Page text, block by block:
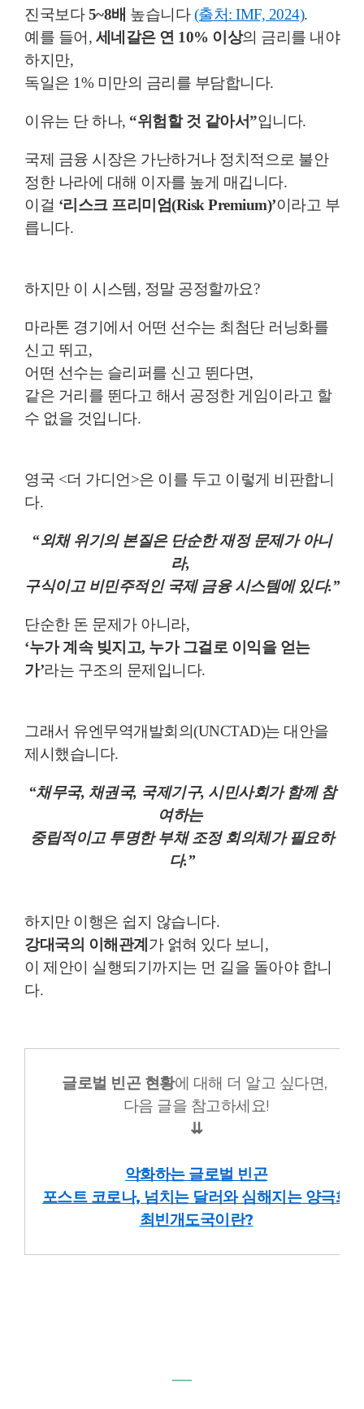
진국보다5~8배 높습니다(출처: IMF, 2024).
예를 들어, 세네갈은 연 10% 이상의 금리를 내야
하지만,
독일은 1% 미만의 금리를 부담합니다.
이유는 단 하나, “위험할 것 같아서”입니다.
국제 금융 시장은 가난하거나 정치적으로 불안
정한 나라에 대해 이자를 높게 매깁니다.
이걸 ‘리스크 프리미엄(Risk Premium)’이라고 부
릅니다.
하지만 이 시스템, 정말 공정할까요?
마라톤 경기에서 어떤 선수는 최첨단 러닝화를
신고 뛰고,
어떤 선수는 슬리퍼를 신고 뛴다면,
같은 거리를 뛴다고 해서 공정한 게임이라고 할
수 없을 것입니다.
영국 <더 가디언>은 이를 두고 이렇게 비판합니
다.
“외채 위기의 본질은 단순한 재정 문제가 아니
라,
구식이고 비민주적인 국제 금융 시스템에 있다.”
단순한 돈 문제가 아니라,
‘누가 계속 빚지고, 누가 그걸로 이익을 얻는
가’라는 구조의 문제입니다.
그래서 유엔무역개발회의(UNCTAD)는 대안을
제시했습니다.
“채무국, 채권국, 국제기구, 시민사회가 함께 참
여하는
중립적이고 투명한 부채 조정 회의체가 필요하
다.”
하지만 이행은 쉽지 않습니다.
강대국의 이해관계 가 얽혀 있다 보니,
이 제안이 실행되기까지는 먼 길을 돌아야 합니
다.
글로벌 빈곤 현황에 대해 더 알고 싶다면,
다음 글을 참고하세요!
⇊
악화하는 글로벌 빈곤
포스트 코로나, 넘치는 달러와 심해지는 양극화
최빈개도국이란?
―